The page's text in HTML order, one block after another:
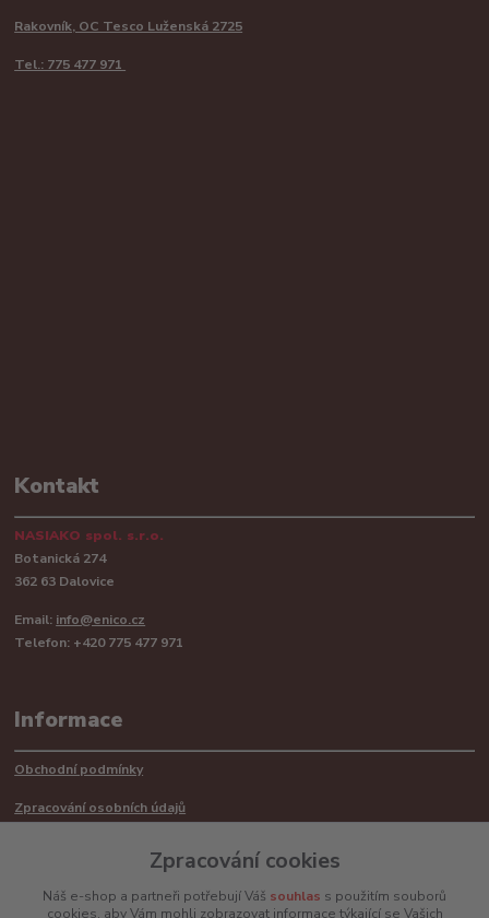
Rakovník, OC Tesco Luženská 2725
Tel.: 775 477 971
Kontakt
NASIAKO spol. s.r.o.
Botanická 274
362 63 Dalovice
Email: info@enico.cz
Telefon: +420 775 477 971
Informace
Obchodní podmínky
Zpracování osobních údajů
Zpracování cookies
Náš e-shop a partneři potřebují Váš souhlas s použitím souborů
cookies, aby Vám mohli zobrazovat informace týkající se Vašich